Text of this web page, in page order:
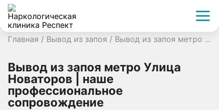
Главная / Вывод из запоя / Вывод из запоя метро Улица Новаторов | наше профессиональное сопровождение
Вывод из запоя метро Улица
Новаторов | наше
профессиональное
сопровождение